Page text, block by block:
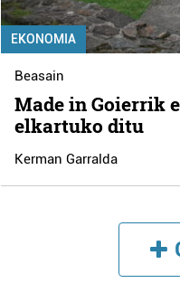
EKONOMIA
Beasain
Made in Goierrik
elkartuko ditu
Kerman Garralda